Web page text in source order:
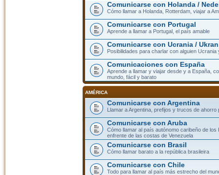
Comunicarse con Holanda /
Cómo llamar a Holanda, Rotterdam, viajar a
Comunicarse con Portugal
Aprende a llamar a Portugal, el país amable
Comunicarse con Ucrania /
Posibilidades para charlar con alguien Ucrania
Comunicaciones con España
Aprende a llamar y viajar desde y a España,
mundo, fácil y barato
AMÉRICA
Comunicarse con Argentina
Llamar a Argentina, prefijos y trucos de ahorro
Comunicarse con Aruba
Cómo llamar al país autónomo caribeño de los
enfrente de las costas de Venezuela
Comunicarse con Brasil
Cómo llamar barato a la república brasileira
Comunicarse con Chile
Todo para llamar al país más estrecho del